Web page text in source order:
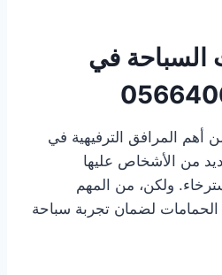
السباحة في
أهم المرافق الترفيهية في
من الأشخاص عليها
ولكن، من المهم
لضمان تجربة سباحة